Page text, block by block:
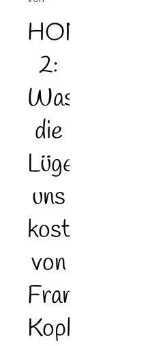
HONESTY
2:
Was
die
Lüge
uns
kostet
von
Franzi
Kopka